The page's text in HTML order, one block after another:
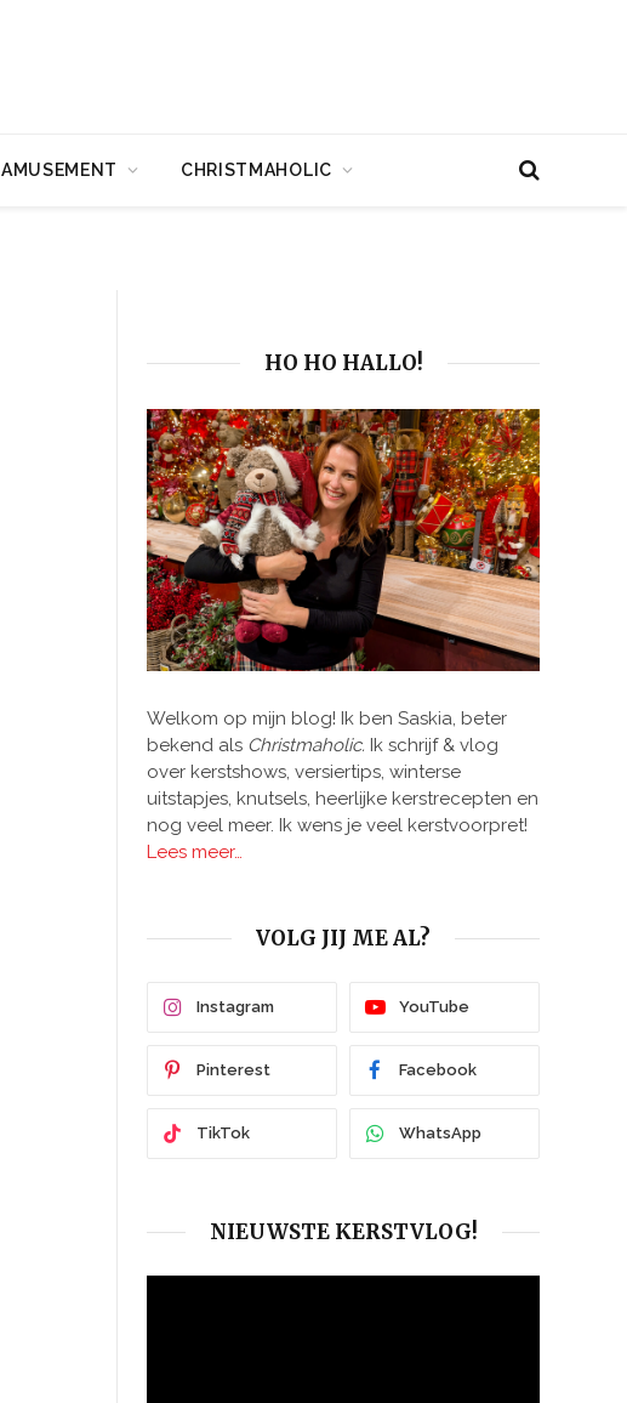
AMUSEMENT CHRISTMAHOLIC
HO HO HALLO!
Welkom op mijn blog! Ik ben Saskia, beter
bekend als Christmaholic. Ik schrijf & vlog
over kerstshows, versiertips, winterse
uitstapjes, knutsels, heerlijke kerstrecepten en
nog veel meer. Ik wens je veel kerstvoorpret!
Lees meer…
VOLG JIJ ME AL?
Instagram YouTube
Pinterest Facebook
TikTok WhatsApp
NIEUWSTE KERSTVLOG!